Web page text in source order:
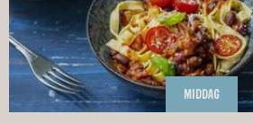
MIDDAG